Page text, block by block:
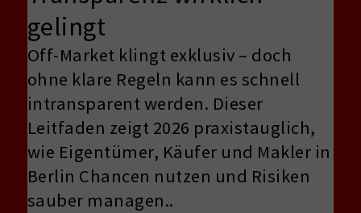
gelingt
Off-Market klingt exklusiv – doch
ohne klare Regeln kann es schnell
intransparent werden. Dieser
Leitfaden zeigt 2026 praxistauglich,
wie Eigentümer, Käufer und Makler in
Berlin Chancen nutzen und Risiken
sauber managen..